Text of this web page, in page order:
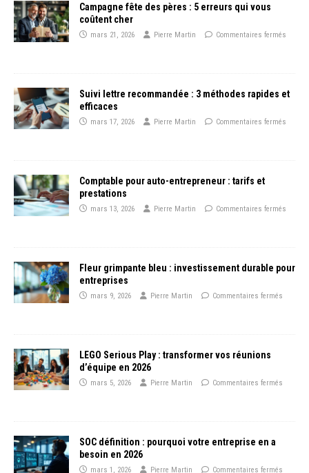
Campagne fête des pères : 5 erreurs qui vous
coûtent cher
mars 21, 2026 Pierre Martin Commentaires fermés
Suivi lettre recommandée : 3 méthodes rapides et
efficaces
mars 17, 2026 Pierre Martin Commentaires fermés
Comptable pour auto-entrepreneur : tarifs et
prestations
mars 13, 2026 Pierre Martin Commentaires fermés
Fleur grimpante bleu : investissement durable pour
entreprises
mars 9, 2026 Pierre Martin Commentaires fermés
LEGO Serious Play : transformer vos réunions
d’équipe en 2026
mars 5, 2026 Pierre Martin Commentaires fermés
SOC définition : pourquoi votre entreprise en a
besoin en 2026
mars 1, 2026 Pierre Martin Commentaires fermés